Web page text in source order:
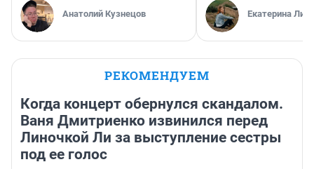
Анатолий Кузнецов Екатерина
РЕКОМЕНДУЕМ
Когда концерт обернулся скандалом.
Ваня Дмитриенко извинился перед
Линочкой Ли за выступление сестры
под ее голос